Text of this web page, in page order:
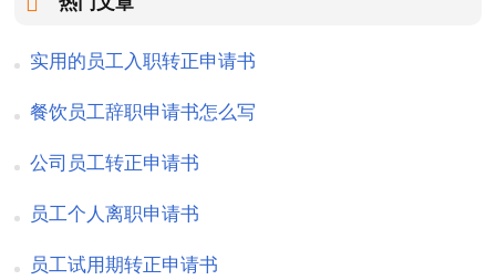
实用的员工入职转正申请书
餐饮员工辞职申请书怎么写
公司员工转正申请书
员工个人离职申请书
员工试用期转正申请书